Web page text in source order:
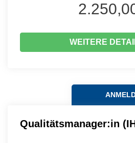
WEITERE
Qualitätsmanager:in